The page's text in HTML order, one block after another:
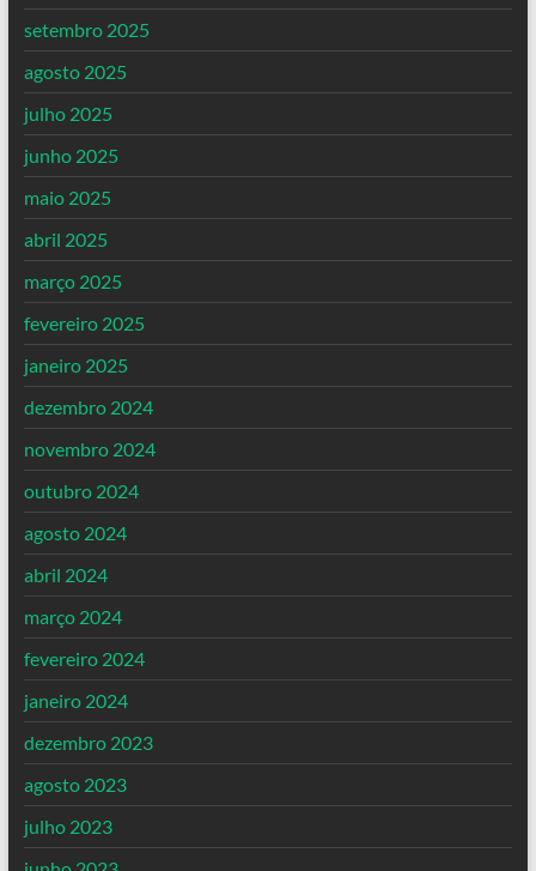
setembro 2025
agosto 2025
julho 2025
junho 2025
maio 2025
abril 2025
março 2025
fevereiro 2025
janeiro 2025
dezembro 2024
novembro 2024
outubro 2024
agosto 2024
abril 2024
março 2024
fevereiro 2024
janeiro 2024
dezembro 2023
agosto 2023
julho 2023